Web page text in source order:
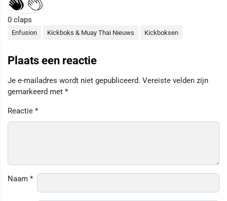
0 claps
Enfusion Kickboks & Muay Thai Nieuws Kickboksen
Plaats een reactie
Je e-mailadres wordt niet gepubliceerd. Vereiste velden zijn
gemarkeerd met *
Reactie *
Naam *